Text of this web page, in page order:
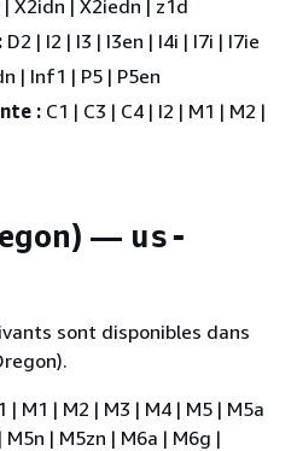
| X2idn | X2iedn | z1d
D2 | I2 | I3 | I3en | I4i | I7i | I7ie
| Inf1 | P5 | P5en
: C1 | C3 | C4 | I2 | M1 | M2 |
— us-
sont disponibles dans
| M1 | M2 | M3 | M4 | M5 | M5a
| M5zn | M6a | M6g |